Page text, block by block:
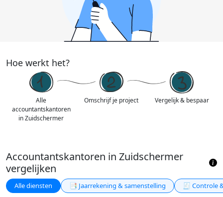
Hoe werkt het?
Alle
accountantskantoren
in Zuidschermer
Omschrijf je project Vergelijk & bespaar
Accountantskantoren in Zuidschermer
vergelijken
Alle diensten 📑 Jaarrekening & samenstelling 🧾 Controle